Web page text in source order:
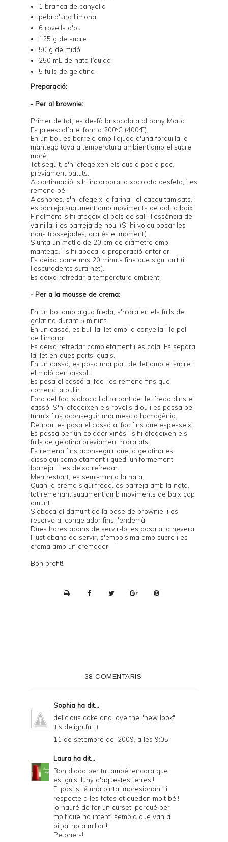
1 branca de canyella
pela d'una llimona
6 rovells d'ou
125 g de sucre
50 g de midó
250 mL de nata líquida
5 fulls de gelatina
Preparació:
- Per al brownie:
Primer de tot, es desfà la xocolata al bany Maria.
Es preescalfa el forn a 200ºC (400ºF).
En un bol, es barreja amb l'ajuda d'una forquilla la
mantega tova a temperatura ambient amb el sucre
morè.
Tot seguit, s'hi afegeixen els ous a poc a poc,
prèviament batuts.
A continuació, s'hi incorpora la xocolata desfeta, i es
remena bé.
Aleshores, s'hi afegeix la farina i el cacau tamisats, i
es barreja suaument amb moviments de dalt a baix.
Finalment, s'hi afegeix el pols de sal i l'essència de
vainilla, i es barreja de nou. (Si hi voleu posar les
nous trossejades, ara és el moment).
S'unta un motlle de 20 cm de diàmetre amb
mantega, i s'hi aboca la preparació anterior.
Es deixa coure uns 20 minuts fins que sigui cuit (i
l'escuradents surti net).
Es deixa refredar a temperatura ambient.
- Per a la mousse de crema:
En un bol amb aigua freda, s'hidraten els fulls de
gelatina durant 5 minuts
En un cassó, es bull la llet amb la canyella i la pell
de llimona.
Es deixa refredar completament i es cola. Es separa
la llet en dues parts iguals.
En un cassó, es posa una part de llet amb el sucre i
el midó ben dissolt.
Es posa el cassó al foc i es remena fins que
comenci a bullir.
Fora del foc, s'aboca l'altra part de llet freda dins el
cassó. S'hi afegeixen els rovells d'ou i es passa pel
túrmix fins aconseguir una mescla homogènia.
De nou, es posa el cassó al foc fins que espesseixi.
Es passa per un colador xinès i s'hi afegeixen els
fulls de gelatina prèviament hidratats.
Es remena fins aconseguir que la gelatina es
dissolgui completament i quedi uniformement
barrejat. I es deixa refredar.
Mentrestant, es semi-munta la nata.
Quan la crema sigui freda, es barreja amb la nata,
tot remenant suaument amb moviments de baix cap
amunt.
S'aboca al damunt de la base de brownie, i es
reserva al congelador fins l'endemà.
Dues hores abans de servir-lo, es posa a la nevera.
I just abans de servir, s'empolsima amb sucre i es
crema amb un cremador.
Bon profit!
i
e
n
d
y
a
n
38 COMENTARIS:
Sophia ha dit...
delicious cake and love the "new look"
it's delightful :)
11 de setembre del 2009, a les 9:05
Laura ha dit...
Bon diada per tu també! encara que
estiguis lluny d'aquestes terres!!
El pastis té una pinta impresionant! i
respecte a les fotos et queden molt bé!!
jo hauré de fer un curset, perqué per
molt que ho intenti sembla que van a
pitjor no a millor!!
Petonets!